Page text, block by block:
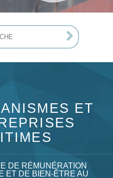
ET
DE RÉMUNÉRATION
ET DE BIEN-ÊTRE AU